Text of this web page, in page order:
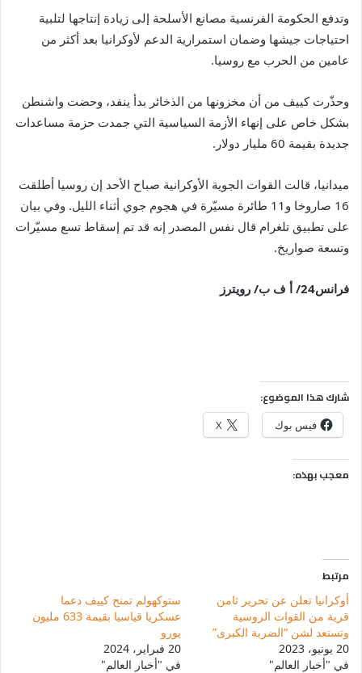
وتدفع الحكومة الفرنسية مصانع الأسلحة إلى زيادة إنتاجها لتلبية
احتياجات جيشها وضمان استمرارية الدعم لأوكرانيا بعد أكثر من
عامين من الحرب مع روسيا.
وحذّرت كييف من أن مخزونها من الذخائر بدأ ينفد، وحضت واشنطن
بشكل خاص على إنهاء الأزمة السياسية التي جمدت حزمة مساعدات
جديدة بقيمة 60 مليار دولار.
ميدانيا، قالت القوات الجوية الأوكرانية صباح الأحد إن روسيا أطلقت
16 صاروخا و11 طائرة مسيّرة في هجوم جوي أثناء الليل. وفي بيان
على تطبيق تلغرام قال نفس المصدر إنه قد تم إسقاط تسع مسيّرات
وتسعة صواريخ.
فرانس24/ أ ف ب/ رويترز
شارك هذا الموضوع:
فيس بوك X
معجب بهذه:
مرتبط
أوكرانيا تعلن عن تحرير ثامن
قرية من القوات الروسية
وتستعد لشن “الضربة الكبرى”
20 يونيو، 2023
في "أخبار العالم"
ستوكهولم تمنح كييف دعما
عسكريا قياسيا بقيمة 633 مليون
يورو
20 فبراير، 2024
في "أخبار العالم"